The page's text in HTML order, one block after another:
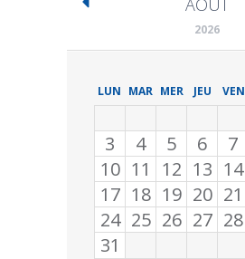
AOÛT
2026
LUN MAR MER JEU VEN
3
4 5 6 7
10 11 12 13 14
17 18 19 20 21
24 25 26 27 28
31